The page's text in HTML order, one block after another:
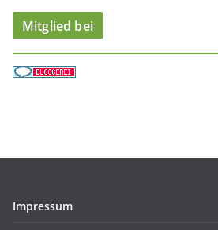
Mitglied bei
Impressum